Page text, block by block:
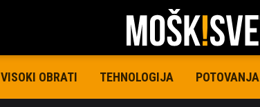
VISOKI OBRATI TEHNOLOGIJA POTOVANJA